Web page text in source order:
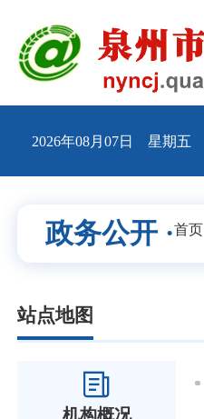
2026年08月07日 星期五
政务公开 ·首页
站点地图
机构概况